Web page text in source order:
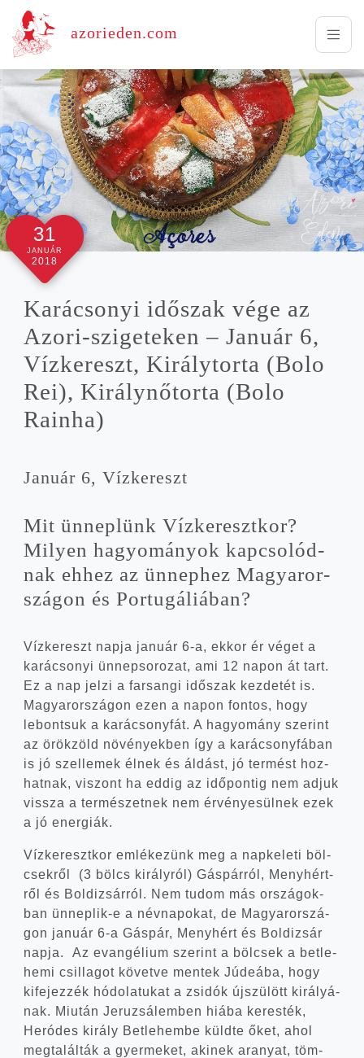
azorieden.com
31
JANUÁR
2018
Kará­cso­nyi idő­szak vége az
Azori-szigeteken – Janu­ár 6,
Víz­ke­reszt, Király­tor­ta (Bolo
Rei), Király­nő­tor­ta (Bolo
Rainha)
Janu­ár 6, Vízkereszt
Mit ünnep­lünk Víz­ke­reszt­kor?
Milyen hagyo­má­nyok kap­cso­lód­
nak ehhez az ünnep­hez Magyar­or­
szá­gon és Portugáliában?
Víz­ke­reszt nap­ja janu­ár 6‑a, ekkor ér véget a
kará­cso­nyi ünnep­so­ro­zat, ami 12 napon át tart.
Ez a nap jel­zi a far­san­gi idő­szak kez­de­tét is.
Magyar­or­szá­gon ezen a napon fon­tos, hogy
lebont­suk a kará­csony­fát. A hagyo­mány sze­rint
az örök­zöld növé­nyek­ben így a kará­csony­fá­ban
is jó szel­le­mek élnek és áldást, jó ter­mést hoz­
hat­nak, viszont ha eddig az idő­pon­tig nem adjuk
vissza a ter­mé­szet­nek nem érvé­nye­sül­nek ezek
a jó energiák.
Víz­ke­reszt­kor emlé­ke­zünk meg a nap­ke­le­ti böl­
csek­ről (3 bölcs király­ról) Gás­pár­ról, Meny­hért­
ről és Bol­di­zsár­ról. Nem tudom más orszá­gok­
ban ünneplik‑e a név­na­po­kat, de Magyar­or­szá­
gon janu­ár 6‑a Gás­pár, Meny­hért és Bol­di­zsár
nap­ja. Az evan­gé­li­um sze­rint a böl­csek a bet­le­
he­mi csil­la­got követ­ve men­tek Júde­á­ba, hogy
kife­jez­zék hódo­la­tu­kat a zsi­dók újszü­lött kirá­lyá­
nak. Miu­tán Jeru­zsá­lem­ben hiá­ba keres­ték,
Heró­des király Bet­le­hem­be küld­te őket, ahol
meg­ta­lál­ták a gyer­me­ket, aki­nek ara­nyat, töm­